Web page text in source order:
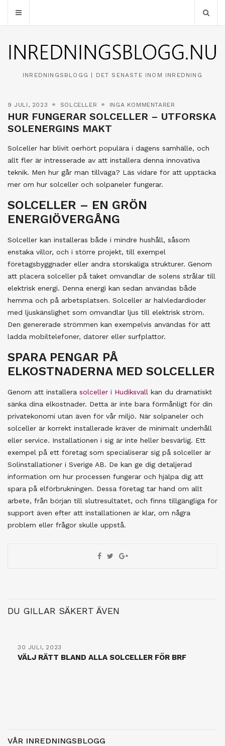
INREDNINGSBLOGG | DET SENASTE INOM INREDNING
9 JULI, 2023 SOLCELLER INGA KOMMENTARER
HUR FUNGERAR SOLCELLER – UTFORSKA
SOLENERGINS MAKT
Solceller har blivit oerhört populära i dagens samhälle, och
allt fler är intresserade av att installera denna innovativa
teknik. Men hur går man tillväga? Läs vidare för att upptäcka
mer om hur solceller och solpaneler fungerar.
SOLCELLER – EN GRÖN
ENERGIÖVERGÅNG
Solceller kan installeras både i mindre hushåll, såsom
enstaka villor, och i större projekt, till exempel
företagsbyggnader eller andra storskaliga strukturer. Genom
att placera solceller på taket omvandlar de solens strålar till
elektrisk energi. Denna energi kan sedan användas både
hemma och på arbetsplatsen. Solceller är halvledardioder
med ljuskänslighet som omvandlar ljus till elektrisk ström.
Den genererade strömmen kan exempelvis användas för att
ladda mobiltelefoner, datorer eller surfplattor.
SPARA PENGAR PÅ
ELKOSTNADERNA MED SOLCELLER
Genom att installera solceller i Hudiksvall kan du dramatiskt
sänka dina elkostnader. Detta är inte bara förmånligt för din
privatekonomi utan även för vår miljö. När solpaneler och
solceller är korrekt installerade kräver de minimalt underhåll
eller service. Installationen i sig är inte heller besvärlig. Ett
exempel på ett företag som specialiserar sig på solceller är
Solinstallationer i Sverige AB. De kan ge dig detaljerad
information om hur processen fungerar och hjälpa dig att
spara på elförbrukningen. Dessa företag tar hand om allt
arbete, från början till slutresultatet, och finns tillgängliga för
support även efter att installationen är klar, om några
problem eller frågor skulle uppstå.
DU GILLAR SÄKERT ÄVEN
30 JULI, 2023
VÄLJ RÄTT BLAND ALLA SOLCELLER FÖR BRF
VÅR INREDNINGSBLOGG